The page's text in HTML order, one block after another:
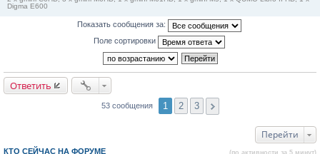
Digma E600
Показать сообщения за:
Поле сортировки
Ответить
53 сообщения 1 2 3
Перейти
КТО СЕЙЧАС НА ФОРУМЕ (по активности за 5 минут)